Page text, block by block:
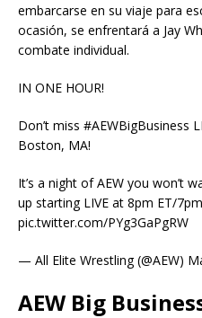
embarcarse en su viaje para
ocasión, se enfrentará a Jay
combate individual.
IN ONE HOUR!
Don’t miss #AEWBigBusiness
Boston, MA!
It’s a night of AEW you won’t
up starting LIVE at 8pm ET/
pic.twitter.com/PYg3GaPgRW
— All Elite Wrestling (@AEW)
AEW Big